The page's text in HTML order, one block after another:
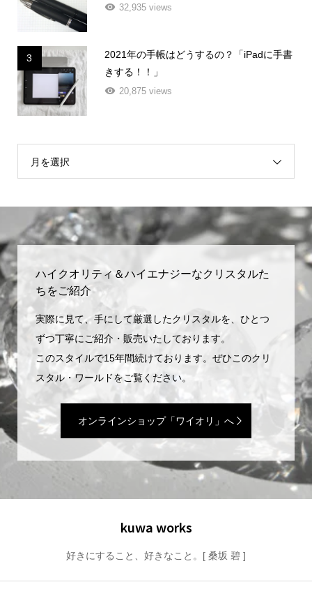
32,935 views
3
2021年の手帳はどうするの？「iPadに手書
きする！！」
20,875 views
月を選択
ハイクオリティ＆ハイエナジーなクリスタルた
ちをご紹介
実際に見て、手にして厳選したクリスタルを、ひとつ
ずつ丁寧にご紹介・販売いたしております。
このスタイルで15年間続けております。ぜひこのクリ
スタル・ワールドをご覧ください。
オンラインショップ「ワイオリ」へ
kuwa works
好きにすること、好きなこと。[ 桑坂 碧 ]